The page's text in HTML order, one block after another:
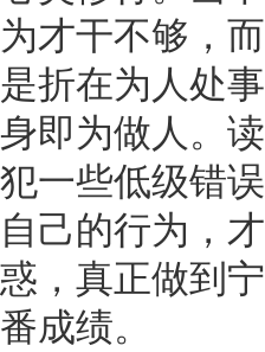
才干不够，
折在为人处
即为做人。
一些低级错
己的行为，
，真正做到
成绩。